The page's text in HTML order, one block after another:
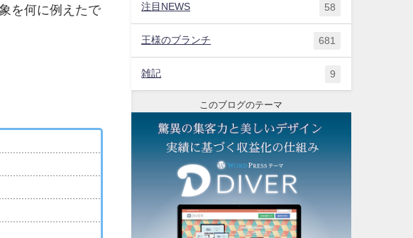
を何に例えたで
注目NEWS 58
王様のブランチ 681
雑記 9
このブログのテーマ